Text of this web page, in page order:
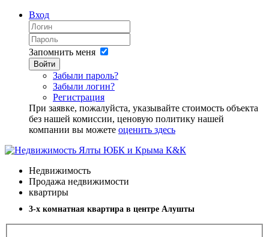
Вход
Запомнить меня
Войти
Забыли пароль?
Забыли логин?
Регистрация
При заявке, пожалуйста, указывайте стоимость объекта
без нашей комиссии, ценовую политику нашей
компании вы можете оценить здесь
Недвижимость
Продажа недвижимости
квартиры
3-х комнатная квартира в центре Алушты